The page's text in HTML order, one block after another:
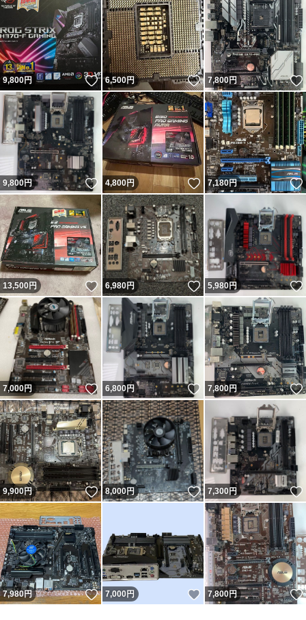
9,800円 いいね！
6,500円 いいね！
7,800円
9,800円 いいね！
4,800円 いいね！
7,180円
13,500円 いいね！
6,980円 いいね！
5,980円
7,000円 いいね！
6,800円 いいね！
7,800円
9,900円 いいね！
8,000円 いいね！
7,300円
7,980円 いいね！
7,000円 いいね！
7,800円